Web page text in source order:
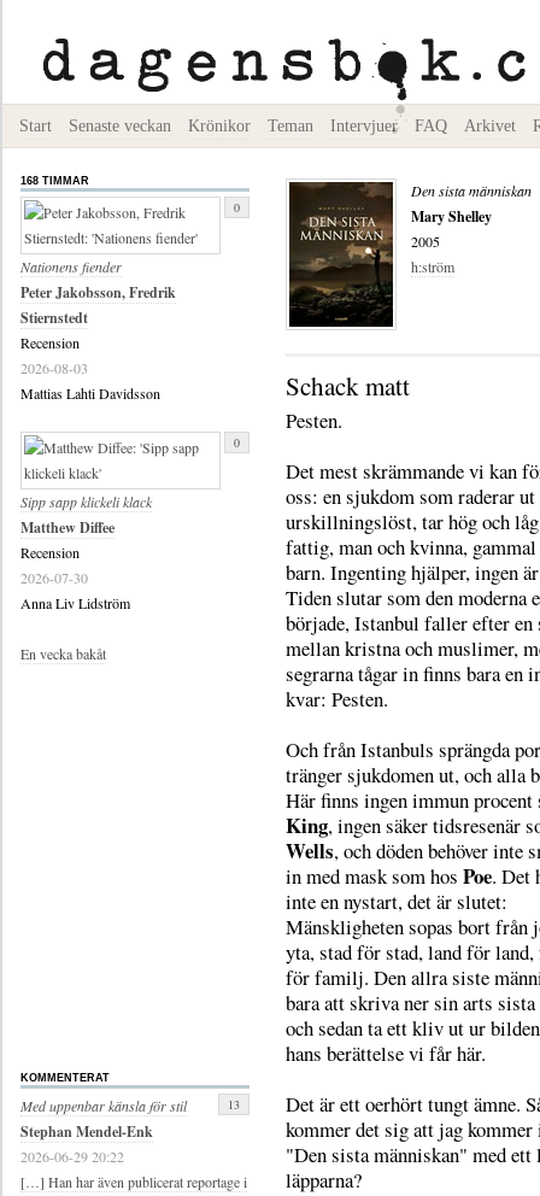
Start Senaste veckan Krönikor Teman Intervjuer FAQ Arkivet
Den sista människan
Mary Shelley
2005
h:ström
Schack matt
Pesten.
Det mest skrämmande vi kan
oss: en sjukdom som raderar ut
urskillningslöst, tar hög och
fattig, man och kvinna,
barn. Ingenting hjälper, ingen
Tiden slutar som den moderna
började, Istanbul faller efter
mellan kristna och muslimer,
segrarna tågar in finns bara en
kvar: Pesten.
Och från Istanbuls sprängda
tränger sjukdomen ut, och alla
Här finns ingen immun procent
King, ingen säker tidsresenär
Wells, och döden behöver inte
in med mask som hos Poe. Det
inte en nystart, det är slutet:
Mänskligheten sopas bort från
yta, stad för stad, land för
för familj. Den allra siste
bara att skriva ner sin arts
och sedan ta ett kliv ut ur
hans berättelse vi får här.
Det är ett oerhört tungt ämne.
kommer det sig att jag
"Den sista människan" med ett
läpparna?
168 TIMMAR
Nationens fiender
Peter Jakobsson, Fredrik
Stiernstedt
Recension
2026-08-03
Mattias Lahti Davidsson
0
Sipp sapp klickeli klack
Matthew Diffee
Recension
2026-07-30
Anna Liv Lidström
0
En vecka bakåt
KOMMENTERAT
Med uppenbar känsla för stil
Stephan Mendel-Enk
2026-06-29 20:22
[…] Han har även publicerat reportage i
13